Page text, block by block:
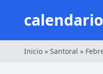
Inicio » Santoral »